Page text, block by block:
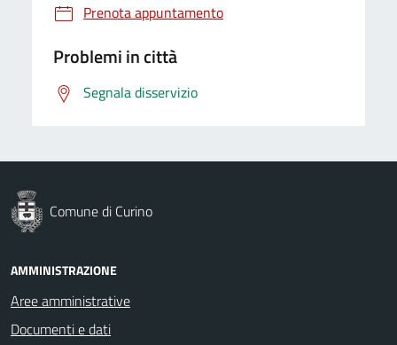
Prenota appuntamento
Problemi in città
Segnala disservizio
Comune di Curino
AMMINISTRAZIONE
Aree amministrative
Documenti e dati